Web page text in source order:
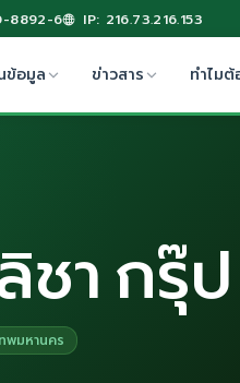
8892-6 IP: 216.73.216.153
ข้อมูล ข่าวสาร ทำไมต้
ชา กรุ๊
พมหานคร